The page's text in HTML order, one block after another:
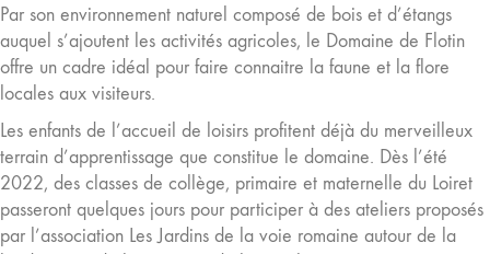
Par son environnement naturel composé de bois et d’étangs
auquel s’ajoutent les activités agricoles, le Domaine de Flotin
offre un cadre idéal pour faire connaitre la faune et la flore
locales aux visiteurs.
Les enfants de l’accueil de loisirs profitent déjà du merveilleux
terrain d’apprentissage que constitue le domaine. Dès l’été
2022, des classes de collège, primaire et maternelle du Loiret
passeront quelques jours pour participer à des ateliers proposés
par l’association Les Jardins de la voie romaine autour de la